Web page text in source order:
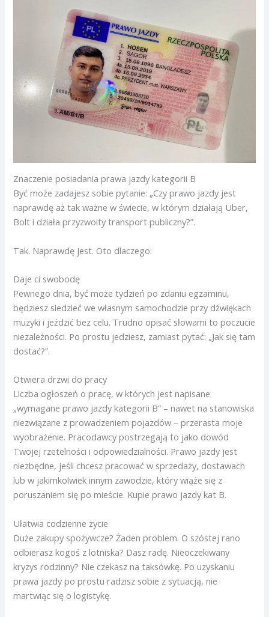
Znaczenie posiadania prawa jazdy kategorii B
Być może zadajesz sobie pytanie: „Czy prawo jazdy jest
naprawdę aż tak ważne w świecie, w którym działają Uber,
Bolt i działa przyzwoity transport publiczny?”.
Tak. Naprawdę jest. Oto dlaczego:
Daje ci swobodę
Pewnego dnia, być może tydzień po zdaniu egzaminu,
będziesz siedzieć we własnym samochodzie przy dźwiękach
muzyki i jeździć bez celu. Trudno opisać słowami to poczucie
niezależności. Po prostu jedziesz, zamiast pytać: „Jak się tam
dostać?”.
Otwiera drzwi do pracy
Liczba ogłoszeń o pracę, w których jest napisane
„wymagane prawo jazdy kategorii B” – nawet na stanowiska
niezwiązane z prowadzeniem pojazdów – przerasta moje
wyobrażenie. Pracodawcy postrzegają to jako dowód
Twojej rzetelności i odpowiedzialności. Prawo jazdy jest
niezbędne, jeśli chcesz pracować w sprzedaży, dostawach
lub w jakimkolwiek innym zawodzie, który wiąże się z
poruszaniem się po mieście. Kupie prawo jazdy kat B.
Ułatwia codzienne życie
Duże zakupy spożywcze? Żaden problem. O szóstej rano
odbierasz kogoś z lotniska? Dasz radę. Nieoczekiwany
kryzys rodzinny? Nie czekasz na taksówkę. Po uzyskaniu
prawa jazdy po prostu radzisz sobie z sytuacją, nie
martwiąc się o logistykę.